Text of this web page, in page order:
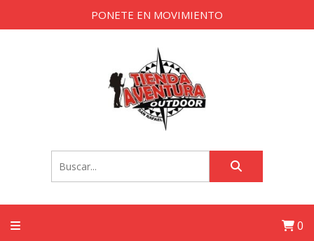
PONETE EN MOVIMIENTO
0